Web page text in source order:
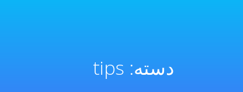
دسته: tips